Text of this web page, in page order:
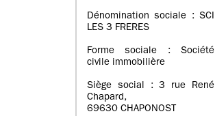
Dénomination sociale : SCI
LES 3 FRERES
Forme sociale : Société
civile immobilière
Siège social : 3 rue René
Chapard,
69630 CHAPONOST